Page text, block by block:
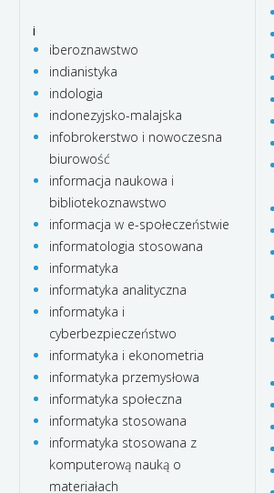
i
iberoznawstwo
indianistyka
indologia
indonezyjsko-malajska
infobrokerstwo i nowoczesna
biurowość
informacja naukowa i
bibliotekoznawstwo
informacja w e-społeczeństwie
informatologia stosowana
informatyka
informatyka analityczna
informatyka i
cyberbezpieczeństwo
informatyka i ekonometria
informatyka przemysłowa
informatyka społeczna
informatyka stosowana
informatyka stosowana z
komputerową nauką o
materiałach